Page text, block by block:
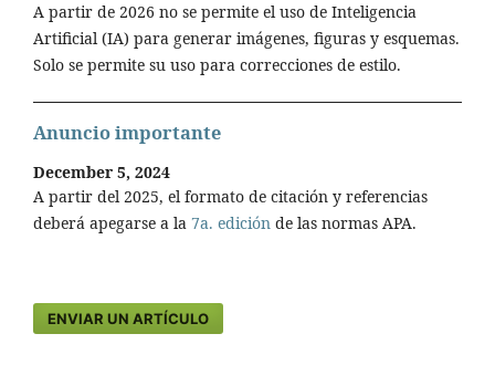
A partir de 2026 no se permite el uso de Inteligencia
Artificial (IA) para generar imágenes, figuras y esquemas.
Solo se permite su uso para correcciones de estilo.
Anuncio importante
December 5, 2024
A partir del 2025, el formato de citación y referencias
deberá apegarse a la 7a. edición de las normas APA.
ENVIAR UN ARTÍCULO